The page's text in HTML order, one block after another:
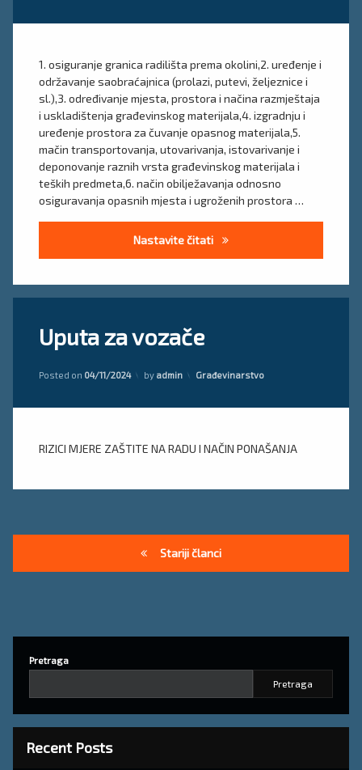
1. osiguranje granica radilišta prema okolini,2. uređenje i
održavanje saobraćajnica (prolazi, putevi, željeznice i
sl.),3. određivanje mjesta, prostora i načina razmještaja
i uskladištenja građevinskog materijala,4. izgradnju i
uređenje prostora za čuvanje opasnog materijala,5.
mačin transportovanja, utovarivanja, istovarivanje i
deponovanje raznih vrsta građevinskog materijala i
teških predmeta,6. način obilježavanja odnosno
osiguravanja opasnih mjesta i ugroženih prostora …
Nastavite čitati Kako izgleda elaborat o
tačke
Uputa za vozače
Posted on 04/11/2024 by admin Kategorije:
Građevinarstvo
RIZICI MJERE ZAŠTITE NA RADU I NAČIN PONAŠANJA
radne
upute
uputstvo
vozače
komentar
on
za
Navigacija
Stariji članci
Pretraga
Pretraga
Recent Posts